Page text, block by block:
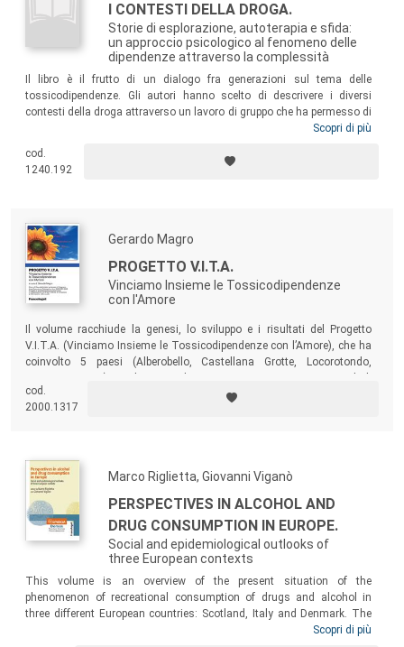
I CONTESTI DELLA DROGA.
Storie di esplorazione, autoterapia e sfida:
un approccio psicologico al fenomeno delle
dipendenze attraverso la complessità
Il libro è il frutto di un dialogo fra generazioni sul tema delle
tossicodipendenze. Gli autori hanno scelto di descrivere i diversi
contesti della droga attraverso un lavoro di gruppo che ha permesso di
rispettare una pluralità di punti di vista. Questo lavoro è stato possibile
strumenti che fanno parte della tradizione e del bagaglio culturale dei
terapeuti familiari che in questo caso più che terapeuti sono ricercatori
Scopri di più
cod.
1240.192
Gerardo Magro
PROGETTO V.I.T.A.
Vinciamo Insieme le Tossicodipendenze
con l'Amore
Il volume racchiude la genesi, lo sviluppo e i risultati del Progetto
V.I.T.A. (Vinciamo Insieme le Tossicodipendenze con l’Amore), che ha
coinvolto 5 paesi (Alberobello, Castellana Grotte, Locorotondo,
vita tali da evitare l’entrata nel drammatico tunnel delle dipendenze
patologiche.
cod.
2000.1317
Marco Riglietta, Giovanni Viganò
PERSPECTIVES IN ALCOHOL AND
DRUG CONSUMPTION IN EUROPE.
Social and epidemiological outlooks of
three European contexts
This volume is an overview of the present situation of the
phenomenon of recreational consumption of drugs and alcohol in
three different European countries: Scotland, Italy and Denmark. The
analysis aim to give rise to and pull for an appropriate and robust
Scopri di più